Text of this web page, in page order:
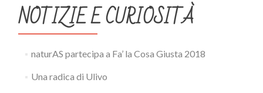
NOTIZIE E CURIOSITÀ
naturAS partecipa a Fa’ la Cosa Giusta 2018
Una radica di Ulivo